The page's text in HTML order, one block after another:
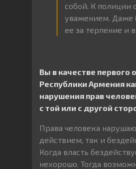
собой. К полиции
уважением. Даже
ее за терпение и
Вы в качестве первого
Республики Армения
нарушения прав
с той или с другой
Права человека
действием, так и
Когда власть
нехорошо. Тогда